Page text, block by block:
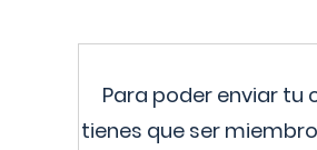
Para poder enviar tu
tienes que ser miembro